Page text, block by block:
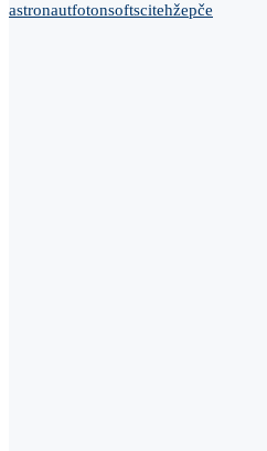
astronautfotonsoftscitehžepče